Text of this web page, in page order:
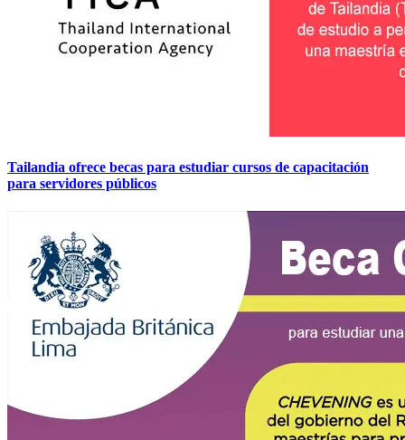
Tailandia ofrece becas para estudiar cursos de capacitación
para servidores públicos